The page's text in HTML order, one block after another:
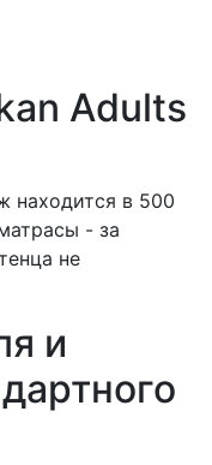
Adults
находится в 500
- за
не
и